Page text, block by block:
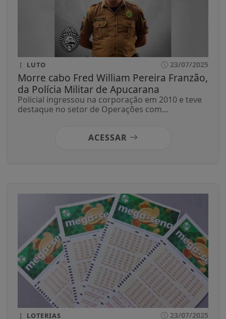
LUTO 23/07/2025
Morre cabo Fred William Pereira Franzão,
da Polícia Militar de Apucarana
Policial ingressou na corporação em 2010 e teve
destaque no setor de Operações com...
ACESSAR
LOTERIAS 23/07/2025